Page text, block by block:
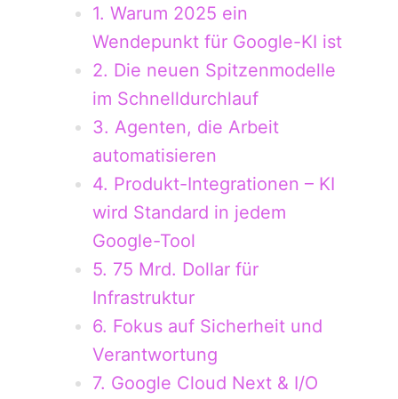
1. Warum 2025 ein
Wendepunkt für Google-KI ist
2. Die neuen Spitzenmodelle
im Schnelldurchlauf
3. Agenten, die Arbeit
automatisieren
4. Produkt-Integrationen – KI
wird Standard in jedem
Google-Tool
5. 75 Mrd. Dollar für
Infrastruktur
6. Fokus auf Sicherheit und
Verantwortung
7. Google Cloud Next & I/O